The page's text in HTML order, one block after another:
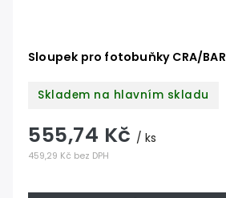
Sloupek pro fotobuňky CRA/BAR
Skladem na hlavním skladu
459,29 Kč bez DPH
555,74 Kč / ks